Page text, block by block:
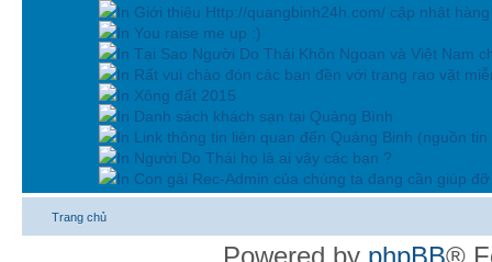
In Giới thiệu Http://quangbinh24h.com/ cập nhật
In You raise me up :)
In Tại Sao Người Do Thái Khôn Ngoan và Việt Nam
In Rất vui chào đón các bạn đền với trang rao vặt
In Xông đất 2015
In Danh sách khách sạn tại Quảng Bình
In Link thông tin liên quan đến Quảng Binh (nguồn tin
In Người Do Thái họ là ai vậy các bạn ?
In Con gái Rec-Admin của chúng ta đang cần giúp
Trang chủ
Powered by phpBB®